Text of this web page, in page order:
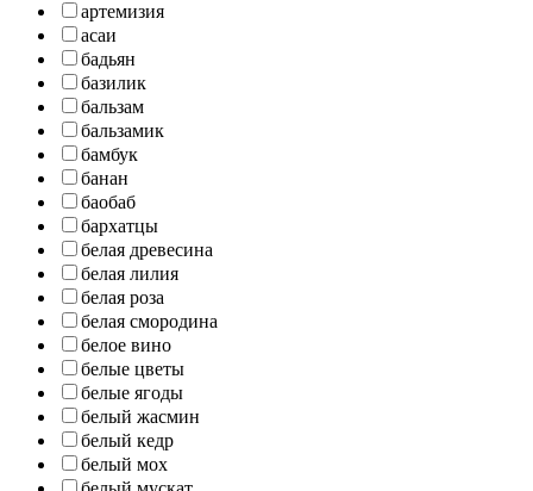
артемизия
асаи
бадьян
базилик
бальзам
бальзамик
бамбук
банан
баобаб
бархатцы
белая древесина
белая лилия
белая роза
белая смородина
белое вино
белые цветы
белые ягоды
белый жасмин
белый кедр
белый мох